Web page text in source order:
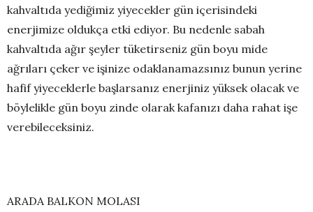
kahvaltıda yediğimiz yiyecekler gün içerisindeki
enerjimize oldukça etki ediyor. Bu nedenle sabah
kahvaltıda ağır şeyler tüketirseniz gün boyu mide
ağrıları çeker ve işinize odaklanamazsınız bunun yerine
hafif yiyeceklerle başlarsanız enerjiniz yüksek olacak ve
böylelikle gün boyu zinde olarak kafanızı daha rahat işe
verebileceksiniz.
ARADA BALKON MOLASI